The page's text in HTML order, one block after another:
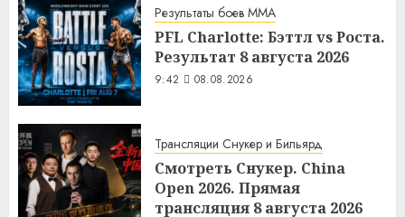
Результаты боев MMA
PFL Charlotte: Бэттл vs Роста.
Результат 8 августа 2026
9:42 08.08.2026
Трансляции Снукер и Бильярд
Смотреть Снукер. China
Open 2026. Прямая
трансляция 8 августа 2026